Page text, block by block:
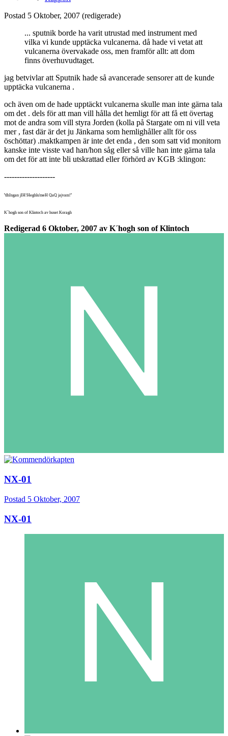
Postad 5 Oktober, 2007 (redigerade)
... sputnik borde ha varit utrustad med instrument med
vilka vi kunde upptäcka vulcanerna. då hade vi vetat att
vulcanerna övervakade oss, men framför allt: att dom
finns överhuvudtaget.
jag betvivlar att Sputnik hade så avancerade sensorer att de kunde
upptäcka vulcanerna .
och även om de hade upptäckt vulcanerna skulle man inte gärna tala
om det . dels för att man vill hålla det hemligt för att få ett övertag
mot de andra som vill styra Jorden (kolla på Stargate om ni vill veta
mer , fast där är det ju Jänkarna som hemlighåller allt för oss
öschöttar) .maktkampen är inte det enda , den som satt vid monitorn
kanske inte visste vad han/hon såg eller så ville han inte gärna tala
om det för att inte bli utskrattad eller förhörd av KGB :klingon:
--------------------
''tlhIngan jIH!Heghlu'meH QaQ jajvam!''
K´hogh son of Klintoch av huset Koragh
Redigerad 6 Oktober, 2007 av K´hogh son of Klintoch
NX-01
Postad 5 Oktober, 2007
NX-01